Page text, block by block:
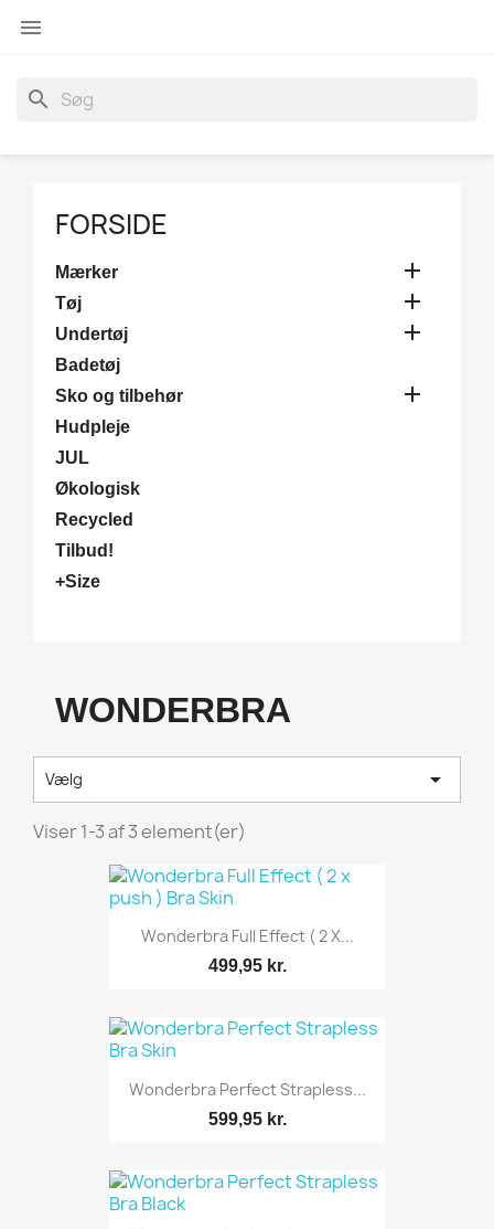

search
FORSIDE
Mærker 
Tøj 
Undertøj 
Badetøj
Sko og tilbehør

Hudpleje
JUL
Økologisk
Recycled
Tilbud!
+Size
WONDERBRA
Vælg 
Viser 1-3 af 3 element(er)
Wonderbra Full Effect ( 2 X...
499,95 kr.
Wonderbra Perfect Strapless...
599,95 kr.